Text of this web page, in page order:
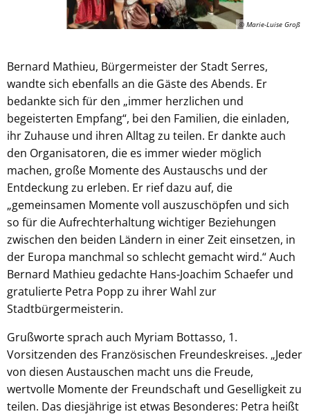
© Marie-Luise Groß
Bernard Mathieu, Bürgermeister der Stadt Serres,
wandte sich ebenfalls an die Gäste des Abends. Er
bedankte sich für den „immer herzlichen und
begeisterten Empfang“, bei den Familien, die einladen,
ihr Zuhause und ihren Alltag zu teilen. Er dankte auch
den Organisatoren, die es immer wieder möglich
machen, große Momente des Austauschs und der
Entdeckung zu erleben. Er rief dazu auf, die
„gemeinsamen Momente voll auszuschöpfen und sich
so für die Aufrechterhaltung wichtiger Beziehungen
zwischen den beiden Ländern in einer Zeit einsetzen, in
der Europa manchmal so schlecht gemacht wird.“ Auch
Bernard Mathieu gedachte Hans-Joachim Schaefer und
gratulierte Petra Popp zu ihrer Wahl zur
Stadtbürgermeisterin.
Grußworte sprach auch Myriam Bottasso, 1.
Vorsitzenden des Französischen Freundeskreises. „Jeder
von diesen Austauschen macht uns die Freude,
wertvolle Momente der Freundschaft und Geselligkeit zu
teilen. Das diesjährige ist etwas Besonderes: Petra heißt